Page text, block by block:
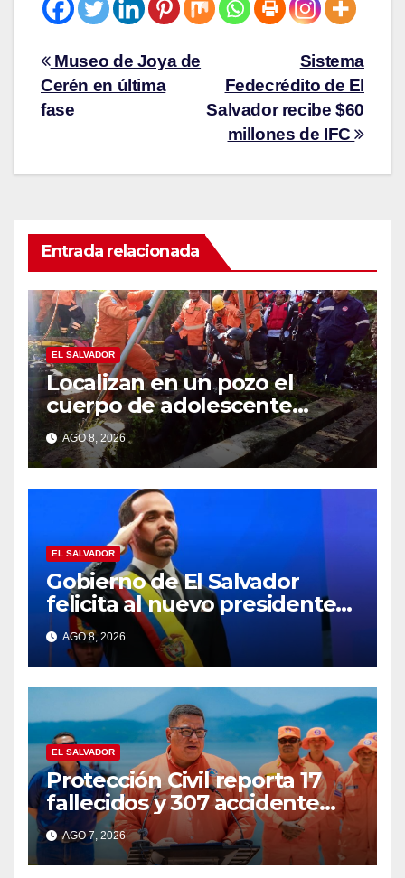
Sistema
Fedecrédito de El
Salvador recibe $60
millones de IFC
Museo de Joya de
Cerén en última
fase
Entrada relacionada
EL SALVADOR
Localizan en un pozo el
cuerpo de adolescente
desaparecido en Santa Ana
AGO 8, 2026
EL SALVADOR
Gobierno de El Salvador
felicita al nuevo presidente
de Colombia Abelardo de la
Espriella
AGO 8, 2026
EL SALVADOR
Protección Civil reporta 17
fallecidos y 307 accidente
durante vacaciones
agostinas
AGO 7, 2026